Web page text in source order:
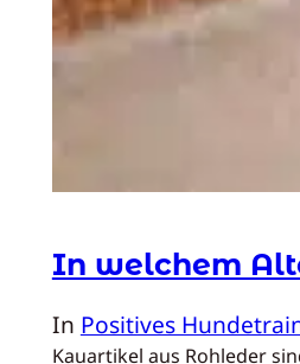
In welchem
In Positives
Kauartikel aus Rohleder